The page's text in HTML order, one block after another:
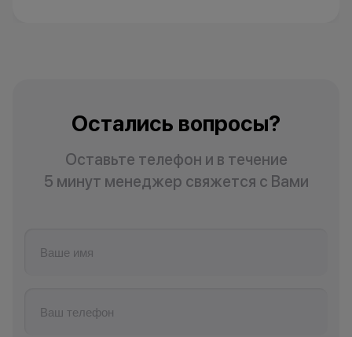
Остались вопросы?
Оставьте телефон и в течение
5 минут менеджер свяжется с Вами